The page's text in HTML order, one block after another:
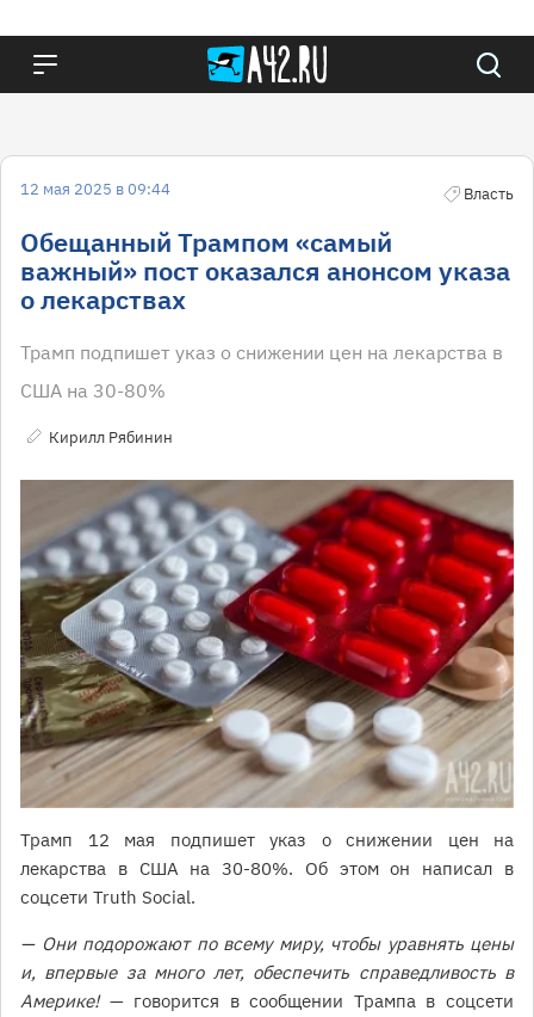
12 мая 2025 в 09:44 Власть
Обещанный Трампом «самый
важный» пост оказался анонсом указа
о лекарствах
Трамп подпишет указ о снижении цен на лекарства в
США на 30-80%
Кирилл Рябинин
Трамп 12 мая подпишет указ о снижении цен на
лекарства в США на 30-80%. Об этом он написал в
соцсети Truth Social.
— Они подорожают по всему миру, чтобы уравнять цены
и, впервые за много лет, обеспечить справедливость в
Америке!— говорится в сообщении Трампа в соцсети